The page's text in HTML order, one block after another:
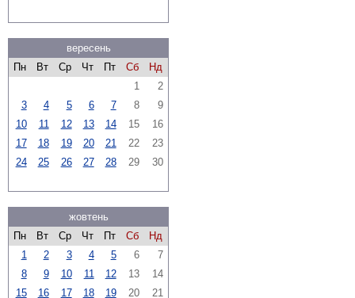
вересень
Пн
Вт Ср Чт Пт Сб
Нд
1
2
3
4 5 6 7 8
9
10
11 12 13 14 15
16
17
18 19 20 21 22
23
24
25 26 27 28 29 30
жовтень
Пн
Вт Ср Чт Пт Сб
Нд
1
2 3 4 5 6
7
8
9 10 11 12 13
14
15
16 17 18 19 20 21